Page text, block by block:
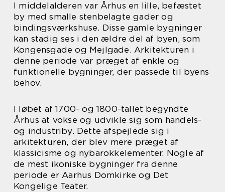
I middelalderen var Århus en lille, befæstet
by med smalle stenbelagte gader og
bindingsværkshuse. Disse gamle bygninger
kan stadig ses i den ældre del af byen, som
Kongensgade og Mejlgade. Arkitekturen i
denne periode var præget af enkle og
funktionelle bygninger, der passede til byens
behov.
I løbet af 1700- og 1800-tallet begyndte
Århus at vokse og udvikle sig som handels-
og industriby. Dette afspejlede sig i
arkitekturen, der blev mere præget af
klassicisme og nybarokkelementer. Nogle af
de mest ikoniske bygninger fra denne
periode er Aarhus Domkirke og Det
Kongelige Teater.